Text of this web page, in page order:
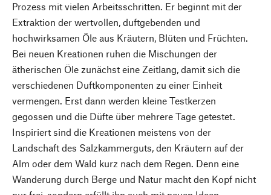
Prozess mit vielen Arbeitsschritten. Er beginnt mit der
Extraktion der wertvollen, duftgebenden und
hochwirksamen Öle aus Kräutern, Blüten und Früchten.
Bei neuen Kreationen ruhen die Mischungen der
ätherischen Öle zunächst eine Zeitlang, damit sich die
verschiedenen Duftkomponenten zu einer Einheit
vermengen. Erst dann werden kleine Testkerzen
gegossen und die Düfte über mehrere Tage getestet.
Inspiriert sind die Kreationen meistens von der
Landschaft des Salzkammerguts, den Kräutern auf der
Alm oder dem Wald kurz nach dem Regen. Denn eine
Wanderung durch Berge und Natur macht den Kopf nicht